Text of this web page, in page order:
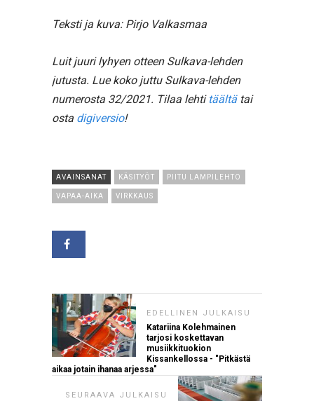
Teksti ja kuva: Pirjo Valkasmaa
Luit juuri lyhyen otteen Sulkava-lehden
jutusta. Lue koko juttu Sulkava-lehden
numerosta 32/2021. Tilaa lehti täältätai
osta digiversio!
AVAINSANAT KÄSITYÖT PIITU LAMPILEHTO
VAPAA-AIKA VIRKKAUS
EDELLINEN JULKAISU
Katariina Kolehmainen
tarjosi koskettavan
musiikkituokion
Kissankellossa - "Pitkästä
aikaa jotain ihanaa arjessa"
SEURAAVA JULKAISU